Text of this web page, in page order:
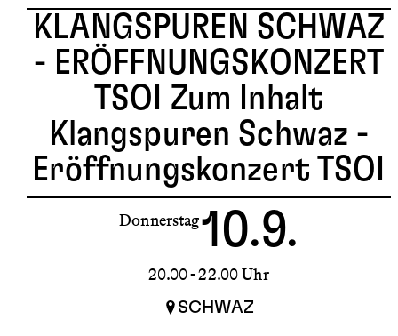
KLANGSPUREN SCHWAZ
- ERÖFFNUNGSKONZERT
TSOI Zum Inhalt
Klangspuren Schwaz -
Eröffnungskonzert TSOI
Donnerstag10.9.
20.00 - 22.00 Uhr
SCHWAZ